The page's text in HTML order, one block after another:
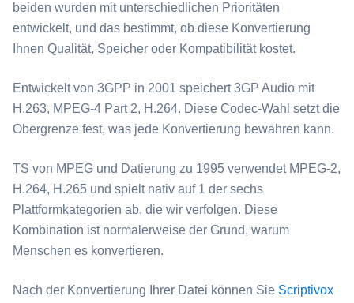
beiden wurden mit unterschiedlichen Prioritäten
entwickelt, und das bestimmt, ob diese Konvertierung
Ihnen Qualität, Speicher oder Kompatibilität kostet.
Entwickelt von 3GPP in 2001 speichert ⁦3GP⁩ Audio mit
H.263, MPEG-4 Part 2, H.264. Diese Codec-Wahl setzt die
Obergrenze fest, was jede Konvertierung bewahren kann.
⁦TS⁩ von MPEG und Datierung zu 1995 verwendet MPEG-2,
H.264, H.265 und spielt nativ auf 1 der sechs
Plattformkategorien ab, die wir verfolgen. Diese
Kombination ist normalerweise der Grund, warum
Menschen es konvertieren.
Nach der Konvertierung Ihrer Datei können Sie Scriptivox